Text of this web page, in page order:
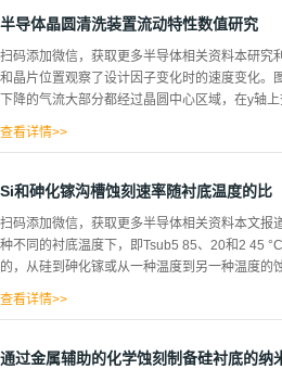
进一步的清洗步骤。将SC-1清洗步骤与DIO3冲
法处理膜后，即使在较短的处理时间内，膜的
200A的蜡残留。另一方面，脱蜡过程后的dio3
较少，这表明没有进一步的清洗步骤来去除所
SC-1清洗的几个步骤的PRE，使用200mmp型（
半导体晶圆清洗装置流动特性数值研究
扫码添加微信，获取更多半导体相关资料本研
和晶片位置观察了设计因子变化时的速度变化
下降的气流大部分都经过晶圆中心区域，在y轴
进行了模拟结果的现状分析，整体气流的趋势
别是晶片6上部产生的下降气流相对于其他晶片
主边缘的速度急剧上升，这看起来像是晶片2上
中，观察到了速度向量的贫化较大的区域。另外
中喷射的气体的角度朝向烘干机盖和晶片之间，
查看详情>>
Si和砷化镓沟槽蚀刻速率随衬底温度的比
扫码添加微信，获取更多半导体相关资料本文报
种不同的衬底温度下，即Tsub5 85、20和2 45
的，从硅到砷化镓或从一种温度到另一种温度
影响明显更强。对于砷化镓和Si，在最低温度下
查看详情>>
通过金属辅助的化学蚀刻制备硅衬底的纳